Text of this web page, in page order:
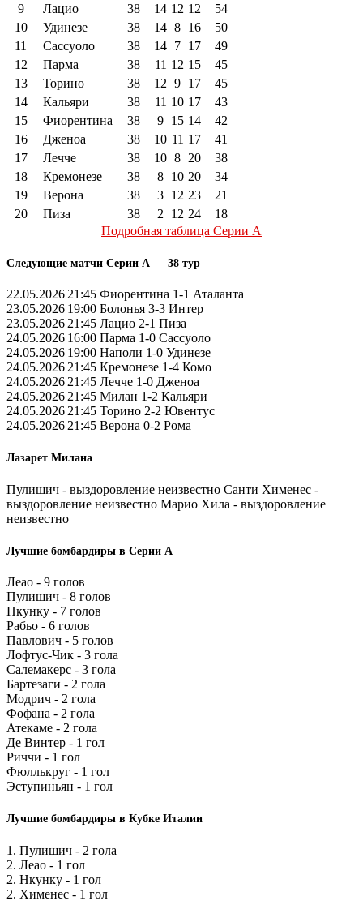
9
Лацио 38 14 12 12
54
10
Удинезе 38 14 8 16
50
11
Сассуоло 38 14 7 17
49
12
Парма 38 11 12 15
45
13
Торино 38 12 9 17
45
14
Кальяри 38 11 10 17
43
15
Фиорентина 38 9 15 14
42
16
Дженоа 38 10 11 17
41
17
Лечче 38 10 8 20
38
18
Кремонезе 38 8 10 20
34
19
Верона 38 3 12 23
21
20
Пиза 38 2 12 24
18
Подробная таблица Серии А
Следующие матчи Серии А — 38 тур
22.05.2026|21:45 Фиорентина 1-1 Аталанта
23.05.2026|19:00 Болонья 3-3 Интер
23.05.2026|21:45 Лацио 2-1 Пиза
24.05.2026|16:00 Парма 1-0 Сассуоло
24.05.2026|19:00 Наполи 1-0 Удинезе
24.05.2026|21:45 Кремонезе 1-4 Комо
24.05.2026|21:45 Лечче 1-0 Дженоа
24.05.2026|21:45 Милан 1-2 Кальяри
24.05.2026|21:45 Торино 2-2 Ювентус
24.05.2026|21:45 Верона 0-2 Рома
Лазарет Милана
Пулишич - выздоровление неизвестно Санти Хименес -
выздоровление неизвестно Марио Хила - выздоровление
неизвестно
Лучшие бомбардиры в Серии А
Леао - 9 голов
Пулишич - 8 голов
Нкунку - 7 голов
Рабьо - 6 голов
Павлович - 5 голов
Лофтус-Чик - 3 гола
Салемакерс - 3 гола
Бартезаги - 2 гола
Модрич - 2 гола
Фофана - 2 гола
Атекаме - 2 гола
Де Винтер - 1 гол
Риччи - 1 гол
Фюллькруг - 1 гол
Эступиньян - 1 гол
Лучшие бомбардиры в Кубке Италии
1. Пулишич - 2 гола
2. Леао - 1 гол
2. Нкунку - 1 гол
2. Хименес - 1 гол